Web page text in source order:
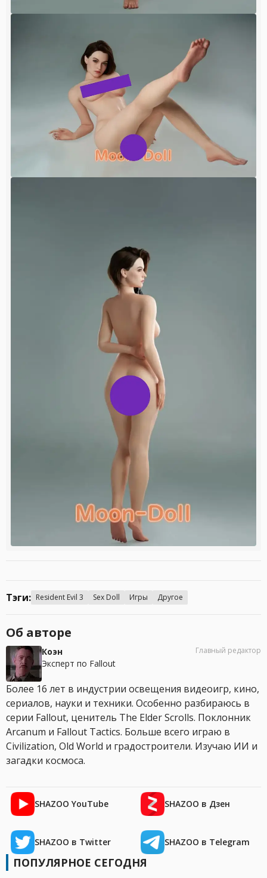
Тэги: Resident Evil 3 Sex Doll Игры Другое
Об авторе
Коэн
Эксперт по Fallout
Главный редактор
Более 16 лет в индустрии освещения видеоигр, кино,
сериалов, науки и техники. Особенно разбираюсь в
серии Fallout, ценитель The Elder Scrolls. Поклонник
Arcanum и Fallout Tactics. Больше всего играю в
Civilization, Old World и градостроители. Изучаю ИИ и
загадки космоса.
SHAZOO YouTube SHAZOO в Дзен
SHAZOO в Twitter SHAZOO в Telegram
ПОПУЛЯРНОЕ СЕГОДНЯ